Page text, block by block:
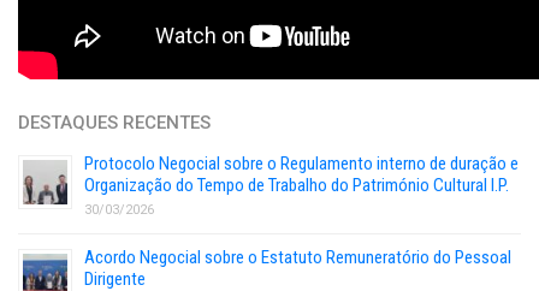
DESTAQUES RECENTES
Protocolo Negocial sobre o Regulamento interno de duração e
Organização do Tempo de Trabalho do Património Cultural I.P.
30/03/2026
Acordo Negocial sobre o Estatuto Remuneratório do Pessoal
Dirigente